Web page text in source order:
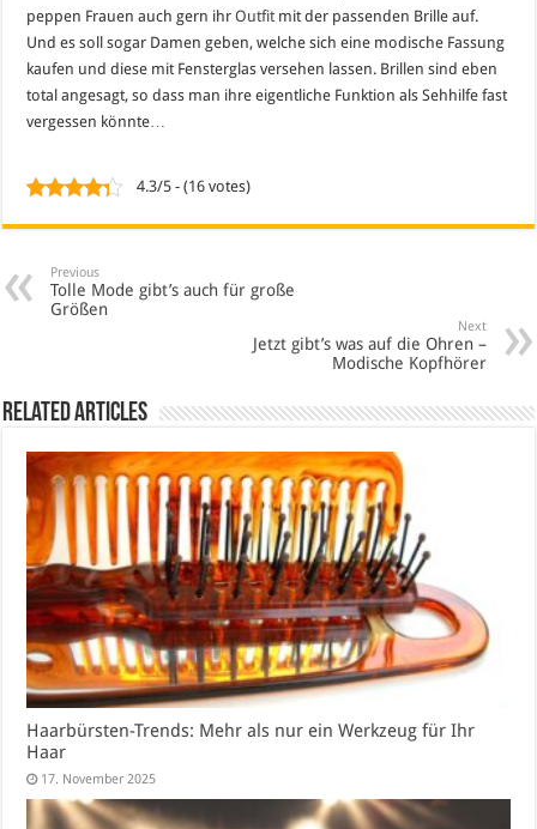
peppen Frauen auch gern ihrOutfit mit der passenden Brille auf.
Und es soll sogar Damen geben, welche sich eine modische Fassung
kaufen und diese mit Fensterglas versehen lassen. Brillen sind eben
total angesagt, so dass man ihre eigentliche Funktion als Sehhilfe fast
vergessen könnte…
4.3/5 - (16 votes)
Previous
Tolle Mode gibt’s auch für große
Größen
Next
Jetzt gibt’s was auf die Ohren –
Modische Kopfhörer
Related Articles
Haarbürsten-Trends: Mehr als nur ein Werkzeug für Ihr
Haar
17. November 2025